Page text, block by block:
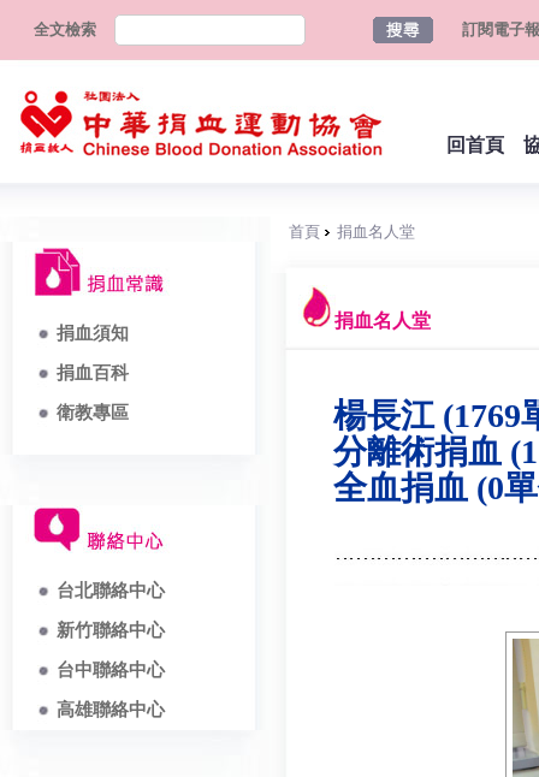
全文檢索 訂閱電子報
回首頁
捐血須知
捐血百科
衛教專區
台北聯絡中心
新竹聯絡中心
台中聯絡中心
高雄聯絡中心
首頁 捐血名人堂
捐血名人堂
楊長江 (1769
分離術捐血
全血捐血 (0